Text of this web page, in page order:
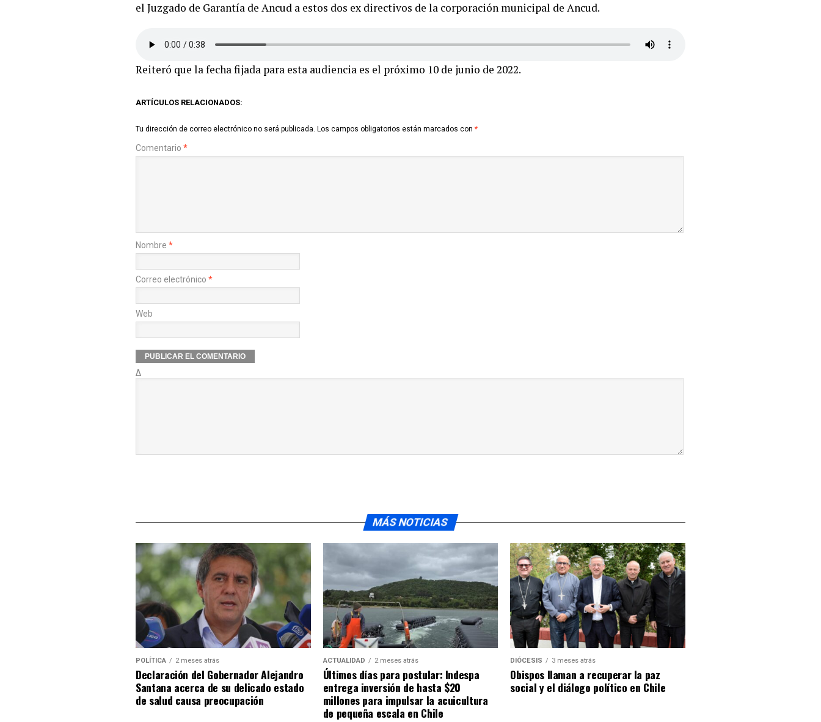
el Juzgado de Garantía de Ancud a estos dos ex directivos de la corporación municipal de Ancud.
Reiteró que la fecha fijada para esta audiencia es el próximo 10 de junio de 2022.
ARTÍCULOS RELACIONADOS:
Tu dirección de correo electrónico no será publicada. Los campos obligatorios están marcados con *
Comentario *
Nombre *
Correo electrónico *
Web
Δ
MÁS NOTICIAS
POLÍTICA 2 meses atrás
Declaración del Gobernador Alejandro
Santana acerca de su delicado estado
de salud causa preocupación
ACTUALIDAD 2 meses atrás
Últimos días para postular: Indespa
entrega inversión de hasta $20
millones para impulsar la acuicultura
de pequeña escala en Chile
DIÓCESIS 3 meses atrás
Obispos llaman a recuperar la paz
social y el diálogo político en Chile